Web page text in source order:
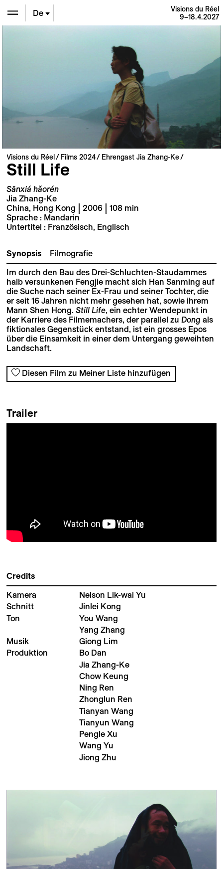
De
Visions du Réel
9–18.4.2027
Visions du Réel Films 2024 Ehrengast Jia Zhang-Ke
Still Life
Sānxiá hǎorén
Jia Zhang-Ke
China, Hong Kong | 2006 | 108 min
Sprache : Mandarin
Untertitel : Französisch, Englisch
Synopsis Filmografie
Im durch den Bau des Drei-Schluchten-Staudammes
halb versunkenen Fengjie macht sich Han Sanming auf
die Suche nach seiner Ex-Frau und seiner Tochter, die
er seit 16 Jahren nicht mehr gesehen hat, sowie ihrem
Mann Shen Hong. Still Life, ein echter Wendepunkt in
der Karriere des Filmemachers, der parallel zu Dong als
fiktionales Gegenstück entstand, ist ein grosses Epos
über die Einsamkeit in einer dem Untergang geweihten
Landschaft.
Diesen Film zu Meiner Liste hinzufügen
Trailer
Credits
Kamera
Nelson Lik-wai Yu
Schnitt
Jinlei Kong
Ton
You Wang
Yang Zhang
Musik
Giong Lim
Produktion
Bo Dan
Jia Zhang-Ke
Chow Keung
Ning Ren
Zhonglun Ren
Tianyan Wang
Tianyun Wang
Pengle Xu
Wang Yu
Jiong Zhu